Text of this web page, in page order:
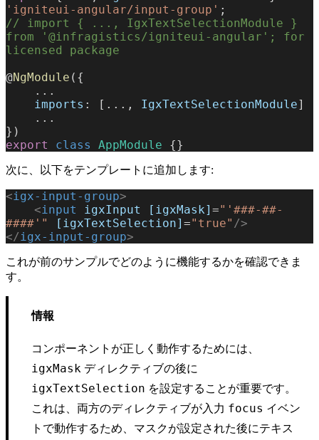
'igniteui-angular/input-group' ;
// import { ..., IgxTextSelectionModule }
from '@infragistics/igniteui-angular'; for
licensed package
@NgModule ({
    ...
    imports
: [..., IgxTextSelectionModule]
    ...
})
export
class AppModule {}
次に、以下をテンプレートに追加します:
<igx-input-group>
    <
input igxInput [igxMask] ="'###-##-
####'"
[igxTextSelection] ="true" />
</igx-input-group>
これが前のサンプルでどのように機能するかを確認できま
す。
情報
コンポーネントが正しく動作するためには、
igxMask ディレクティブの後に
igxTextSelection を設定することが重要です。
これは、両方のディレクティブが入力 focus イベン
トで動作するため、マスクが設定された後にテキス